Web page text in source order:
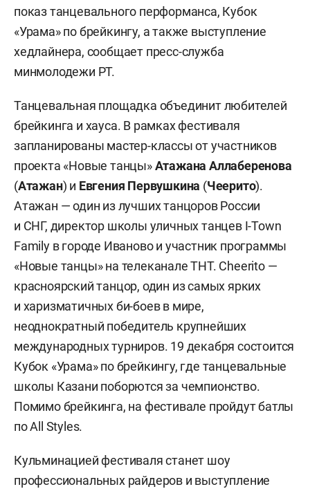
показ танцевального перформанса, Кубок
«Урама» по брейкингу, а также выступление
хедлайнера, сообщает пресс-служба
минмолодежи РТ.
Танцевальная площадка объединит любителей
брейкинга и хауса. В рамках фестиваля
запланированы мастер-классы от участников
проекта «Новые танцы»Атажана Аллаберенова
(Атажан) и Евгения Первушкина (Чеерито).
Атажан — один из лучших танцоров России
и СНГ, директор школы уличных танцев I-Town
Family в городе Иваново и участник программы
«Новые танцы» на телеканале ТНТ. Cheerito —
красноярский танцор, один из самых ярких
и харизматичных би-боев в мире,
неоднократный победитель крупнейших
международных турниров. 19 декабря состоится
Кубок «Урама» по брейкингу, где танцевальные
школы Казани поборются за чемпионство.
Помимо брейкинга, на фестивале пройдут батлы
по All Styles.
Кульминацией фестиваля станет шоу
профессиональных райдеров и выступление